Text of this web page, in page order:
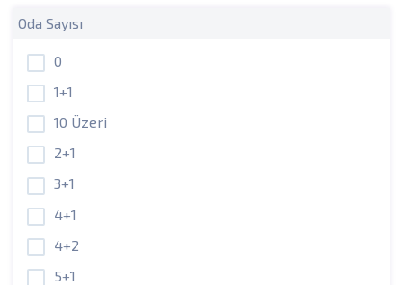
Oda Sayısı
0
1+1
10 Üzeri
2+1
3+1
4+1
4+2
5+1